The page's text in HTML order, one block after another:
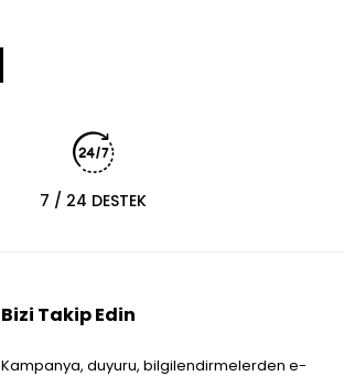
7 / 24 DESTEK
Bizi Takip Edin
Kampanya, duyuru, bilgilendirmelerden e-